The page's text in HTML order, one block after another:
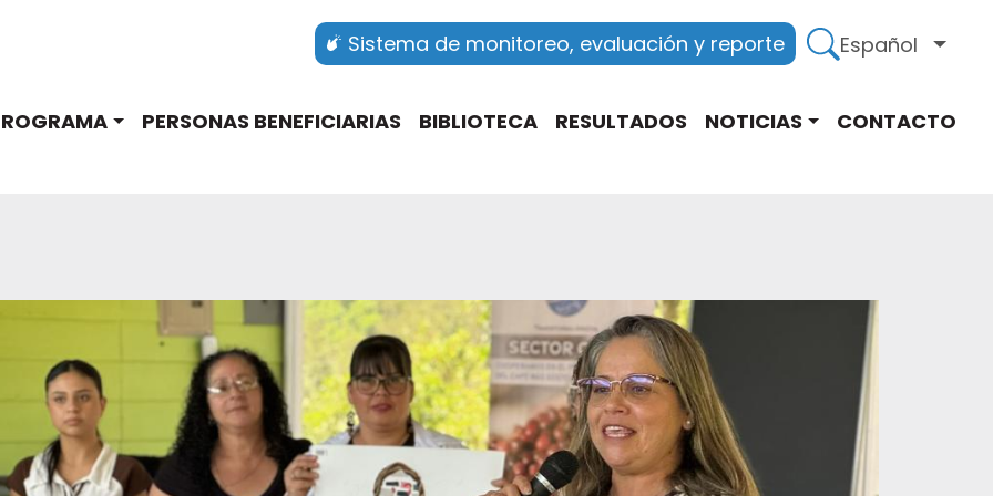
Sistema de monitoreo, evaluación y reporte
Español Lista
PERSONAS BENEFICIARIAS BIBLIOTECA RESULTADOS NOTICIAS CONTACTO